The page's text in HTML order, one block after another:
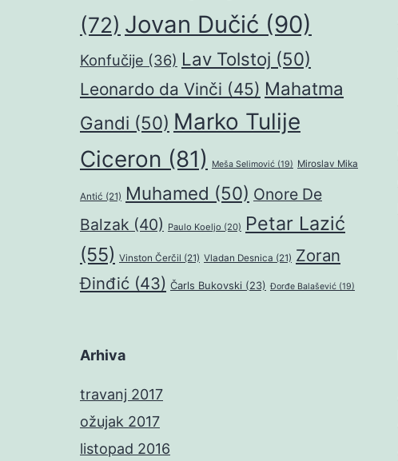
(72) Jovan Dučić (90)
Konfučije (36) Lav Tolstoj (50)
Leonardo da Vinči (45) Mahatma
Gandi (50) Marko Tulije
Ciceron (81) Meša Selimović (19) Miroslav Mika
Antić (21) Muhamed (50) Onore De
Balzak (40) Paulo Koeljo (20) Petar Lazić
(55) Vinston Čerčil (21) Vladan Desnica (21) Zoran
Đinđić (43) Čarls Bukovski (23) Đorđe Balašević (19)
Arhiva
travanj 2017
ožujak 2017
listopad 2016